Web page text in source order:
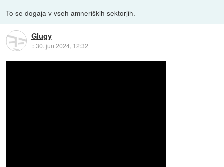
To se dogaja v vseh amneriških sektorjih.
Glugy
::30. jun 2024, 12:32